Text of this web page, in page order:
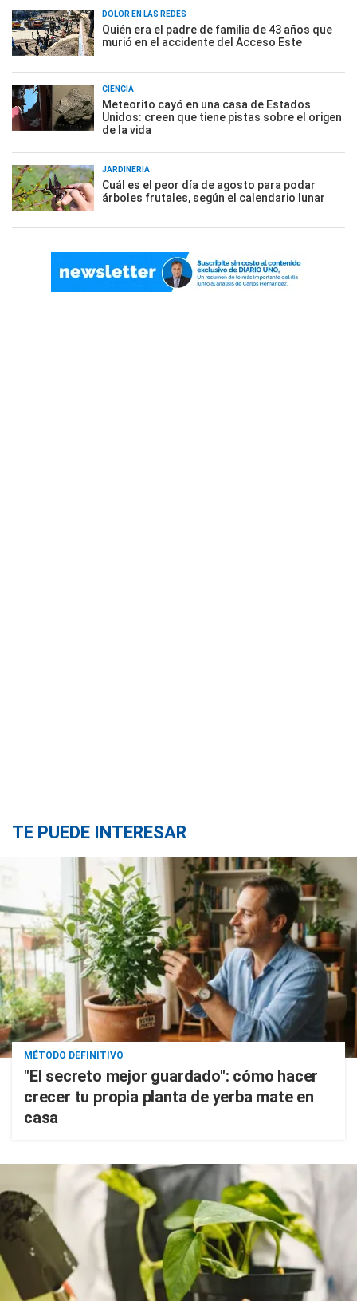
DOLOR EN LAS REDES
Quién era el padre de familia de 43 años que
murió en el accidente del Acceso Este
CIENCIA
Meteorito cayó en una casa de Estados
Unidos: creen que tiene pistas sobre el origen
de la vida
JARDINERÍA
Cuál es el peor día de agosto para podar
árboles frutales, según el calendario lunar
TE PUEDE INTERESAR
MÉTODO DEFINITIVO
"El secreto mejor guardado": cómo hacer
crecer tu propia planta de yerba mate en
casa